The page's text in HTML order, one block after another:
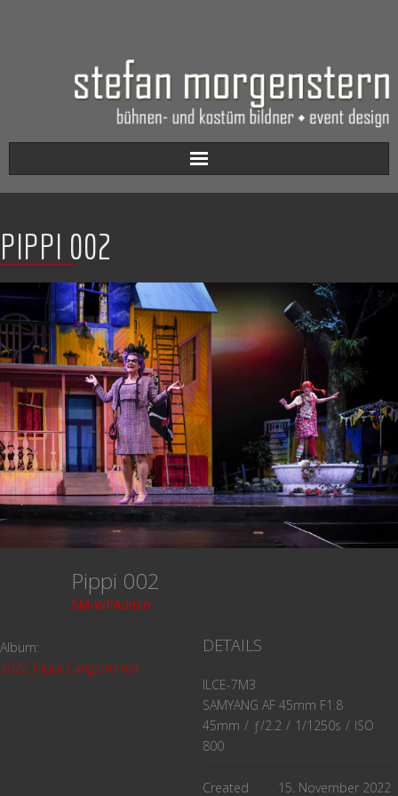
Aktuell
Werkverzeichnis
Biografie
Kontakt
PIPPI 002
Pippi 002
SM-WPAdmin
Album:
2022_Pippi_Langstrumpf
DETAILS
ILCE-7M3
SAMYANG AF 45mm F1.8
45mm / ƒ/2.2 / 1/1250s / ISO
800
Created 15. November 2022